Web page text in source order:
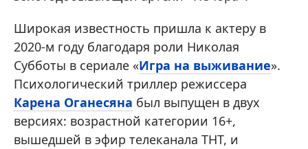
Широкая известность пришла к актеру в
2020-м году благодаря роли Николая
Субботы в сериале «Игра на выживание».
Психологический триллер режиссера
Карена Оганесяна был выпущен в двух
версиях: возрастной категории 16+,
вышедшей в эфир телеканала ТНТ, и